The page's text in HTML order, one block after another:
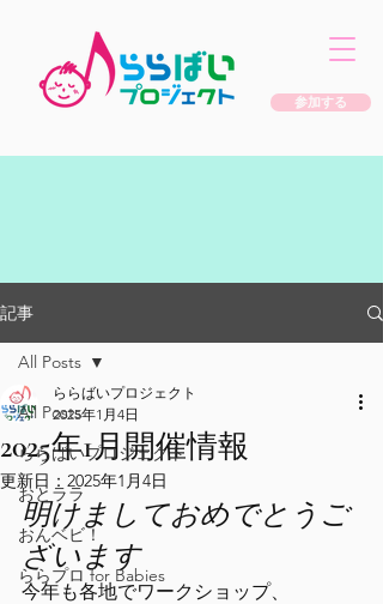
参加する
記事
All Posts
ららばいプロジェクト
おとララ
おんベビ！
ららプロ for Babies
All Posts
2025年1月開催情報
ららばいプロジェクト
2025年1月4日
更新日： 2025年1月4日
明けましておめでとうご
ざいます
今年も各地でワークショップ、